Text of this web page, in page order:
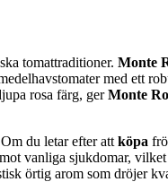
tomattraditioner. Monte
med ett
rosa färg, gerMonte
du letar efter att köpa
vanliga sjukdomar,
örtig arom som dröjer